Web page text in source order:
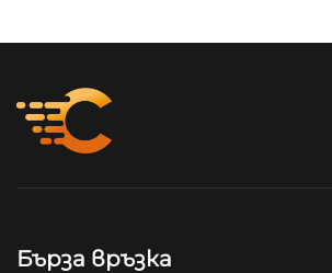
Бърза връзка